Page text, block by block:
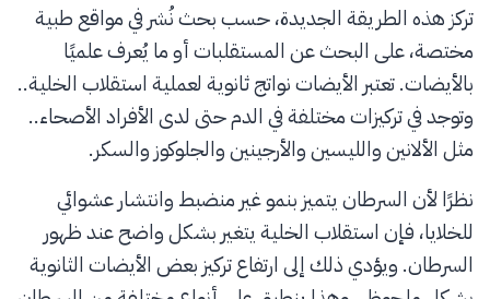
تركز هذه الطريقة الجديدة، حسب بحث نُشر في مواقع طبية
مختصة، على البحث عن المستقلبات أو ما يُعرف علميًا
بالأيضات. تعتبر الأيضات نواتج ثانوية لعملية استقلاب الخلية..
وتوجد في تركيزات مختلفة في الدم حتى لدى الأفراد الأصحاء..
مثل الألانين والليسين والأرجينين والجلوكوز والسكر.
نظرًا لأن السرطان يتميز بنمو غير منضبط وانتشار عشوائي
للخلايا، فإن استقلاب الخلية يتغير بشكل واضح عند ظهور
السرطان. ويؤدي ذلك إلى ارتفاع تركيز بعض الأيضات الثانوية